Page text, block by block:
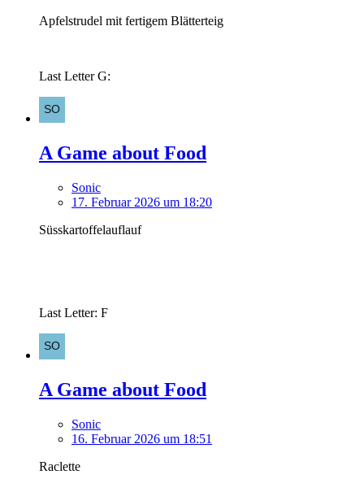
Apfelstrudel mit fertigem Blätterteig
Last Letter G:
A Game about Food
Sonic
17. Februar 2026 um 18:20
Süsskartoffelauflauf
Last Letter: F
A Game about Food
Sonic
16. Februar 2026 um 18:51
Raclette